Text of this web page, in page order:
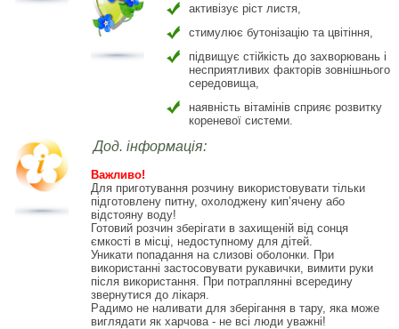
активізує ріст листя,
стимулює бутонізацію та цвітіння,
підвищує стійкість до захворювань і
несприятливих факторів зовнішнього
середовища,
наявність вітамінів сприяє розвитку
кореневої системи.
Дод. інформація:
Важливо!
Для приготування розчину використовувати тільки
підготовлену питну, охолоджену кип’ячену або
відстояну воду!
Готовий розчин зберігати в захищеній від сонця
ємкості в місці, недоступному для дітей.
Уникати попадання на слизові оболонки. При
використанні застосовувати рукавички, вимити руки
після використання. При потраплянні всередину
звернутися до лікаря.
Радимо не наливати для зберігання в тару, яка може
виглядати як харчова - не всі люди уважні!